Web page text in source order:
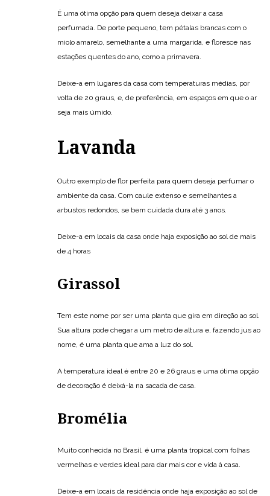
É uma ótima opção para quem deseja deixar a casa
perfumada. De porte pequeno, tem pétalas brancas com o
miolo amarelo, semelhante a uma margarida, e floresce nas
estações quentes do ano, como a primavera.
Deixe-a em lugares da casa com temperaturas médias, por
volta de 20 graus, e, de preferência, em espaços em que o ar
seja mais úmido.
Lavanda
Outro exemplo de flor perfeita para quem deseja perfumar o
ambiente da casa. Com caule extenso e semelhantes a
arbustos redondos, se bem cuidada dura até 3 anos.
Deixe-a em locais da casa onde haja exposição ao sol de mais
de 4 horas
Girassol
Tem este nome por ser uma planta que gira em direção ao sol.
Sua altura pode chegar a um metro de altura e, fazendo jus ao
nome, é uma planta que ama a luz do sol.
A temperatura ideal é entre 20 e 26 graus e uma ótima opção
de decoração é deixá-la na sacada de casa.
Bromélia
Muito conhecida no Brasil, é uma planta tropical com folhas
vermelhas e verdes ideal para dar mais cor e vida à casa.
Deixe-a em locais da residência onde haja exposição ao sol de